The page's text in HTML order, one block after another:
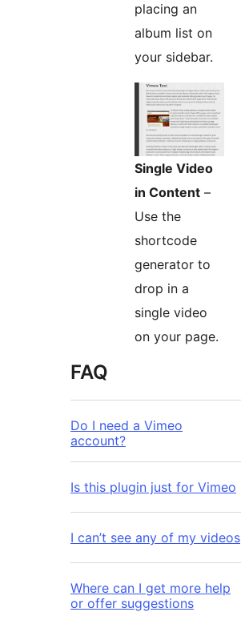
placing an
album list on
your sidebar.
Single Video
in Content –
Use the
shortcode
generator to
drop in a
single video
on your page.
FAQ
Do I need a Vimeo
account?
Is this plugin just for Vimeo
I can’t see any of my videos
Where can I get more help
or offer suggestions